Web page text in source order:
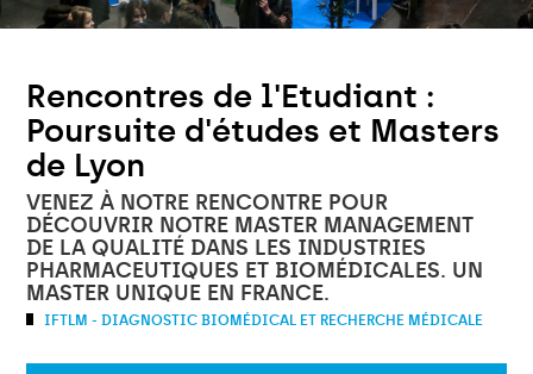
Rencontres de l'Etudiant :
Poursuite d'études et Masters
de Lyon
VENEZ À NOTRE RENCONTRE POUR
DÉCOUVRIR NOTRE MASTER MANAGEMENT
DE LA QUALITÉ DANS LES INDUSTRIES
PHARMACEUTIQUES ET BIOMÉDICALES. UN
MASTER UNIQUE EN FRANCE.
IFTLM - DIAGNOSTIC BIOMÉDICAL ET RECHERCHE MÉDICALE